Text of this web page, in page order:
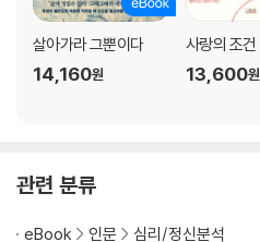
살아가라 그뿐이다
14,160원
사랑의 조건
13,600원
관련 분류
eBook 인문 심리/정신분석